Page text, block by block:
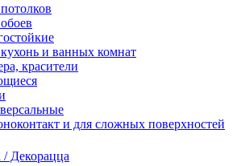
кухонь и ванных комнат
красители
и для сложных поверхностей
/ Декорацца